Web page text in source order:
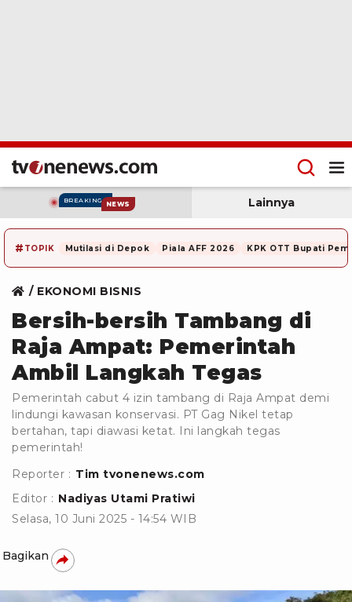
BREAKING NEWS Lainnya
# TOPIK Mutilasi di Depok Piala AFF 2026 KPK OTT Bupati
EKONOMI BISNIS
Bersih-bersih Tambang di
Raja Ampat: Pemerintah
Ambil Langkah Tegas
Pemerintah cabut 4 izin tambang di Raja Ampat demi
lindungi kawasan konservasi. PT Gag Nikel tetap
bertahan, tapi diawasi ketat. Ini langkah tegas
pemerintah!
Reporter : Tim tvonenews.com
Editor : Nadiyas Utami Pratiwi
Selasa, 10 Juni 2025 - 14:54 WIB
Bagikan